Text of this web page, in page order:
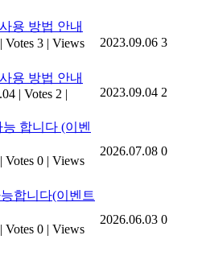
용 방법 안내
| Votes 3 | Views
2023.09.06 3
용 방법 안내
| Votes 2 |
2023.09.04 2
합니다 (이벤
| Votes 0 | Views
2026.07.08 0
합니다(이벤트
| Votes 0 | Views
2026.06.03 0